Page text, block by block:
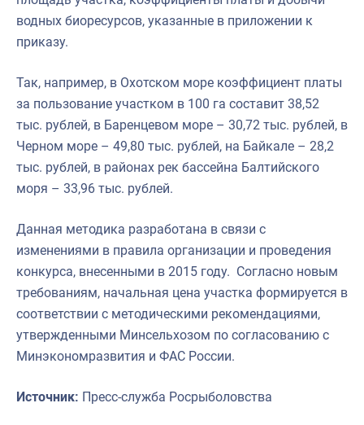
водных биоресурсов, указанные в приложении к
приказу.
Так, например, в Охотском море коэффициент платы
за пользование участком в 100 га составит 38,52
тыс. рублей, в Баренцевом море – 30,72 тыс. рублей, в
Черном море – 49,80 тыс. рублей, на Байкале – 28,2
тыс. рублей, в районах рек бассейна Балтийского
моря – 33,96 тыс. рублей.
Данная методика разработана в связи с
изменениями в правила организации и проведения
конкурса, внесенными в 2015 году. Согласно новым
требованиям, начальная цена участка формируется в
соответствии с методическими рекомендациями,
утвержденными Минсельхозом по согласованию с
Минэкономразвития и ФАС России.
Источник: Пресс-служба Росрыболовства